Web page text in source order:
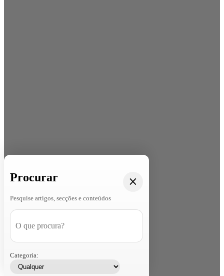
Procurar
Pesquise artigos, secções e conteúdos
Categoria: